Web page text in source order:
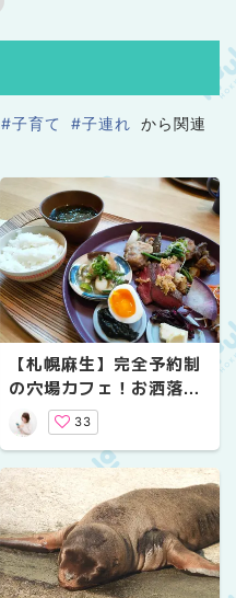
#子育て #子連れ から関連
【札幌麻生】完全予約制
の穴場カフェ！お洒落な
雑貨、住宅を検討してる
ママさん必見
33